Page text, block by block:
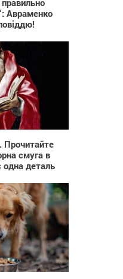
Авраменко
25 449
Прочитайте
смуга в
деталь
93